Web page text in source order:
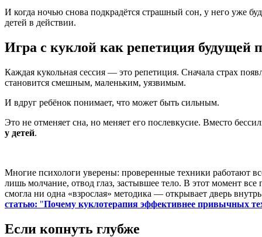
И когда ночью снова подкрадётся страшный сон, у него уже
детей в действии.
Игра с куклой как репетиция будущей
Каждая кукольная сессия — это репетиция. Сначала страх
становится смешным, маленьким, уязвимым.
И вдруг ребёнок понимает, что может быть сильным.
Это не отменяет сна, но меняет его послевкусие. Вместо
у детей.
Многие психологи уверены: проверенные техники работают
лишь молчание, отвод глаз, застывшее тело. В этот момент
смогла ни одна «взрослая» методика — открывает дверь
статью: "Почему куклотерапия эффективнее привычных
Если копнуть глубже